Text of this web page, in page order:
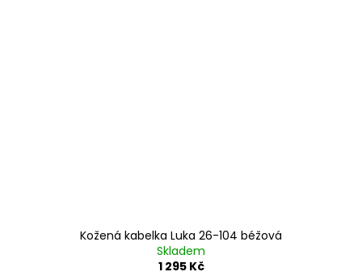
Kožená kabelka Luka 26-104 béžová
Skladem
1 295 Kč